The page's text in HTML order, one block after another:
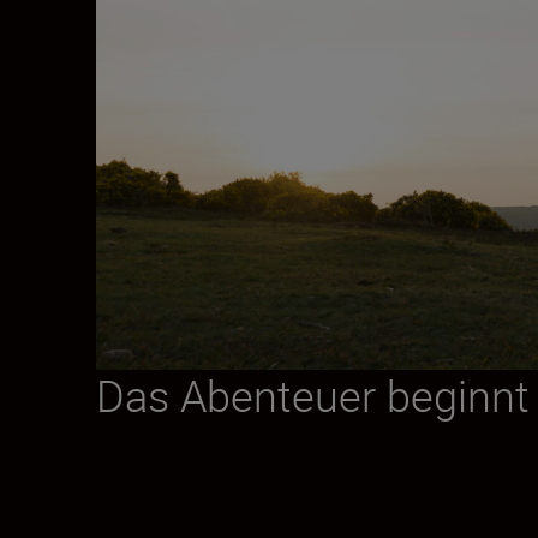
Das Abenteuer